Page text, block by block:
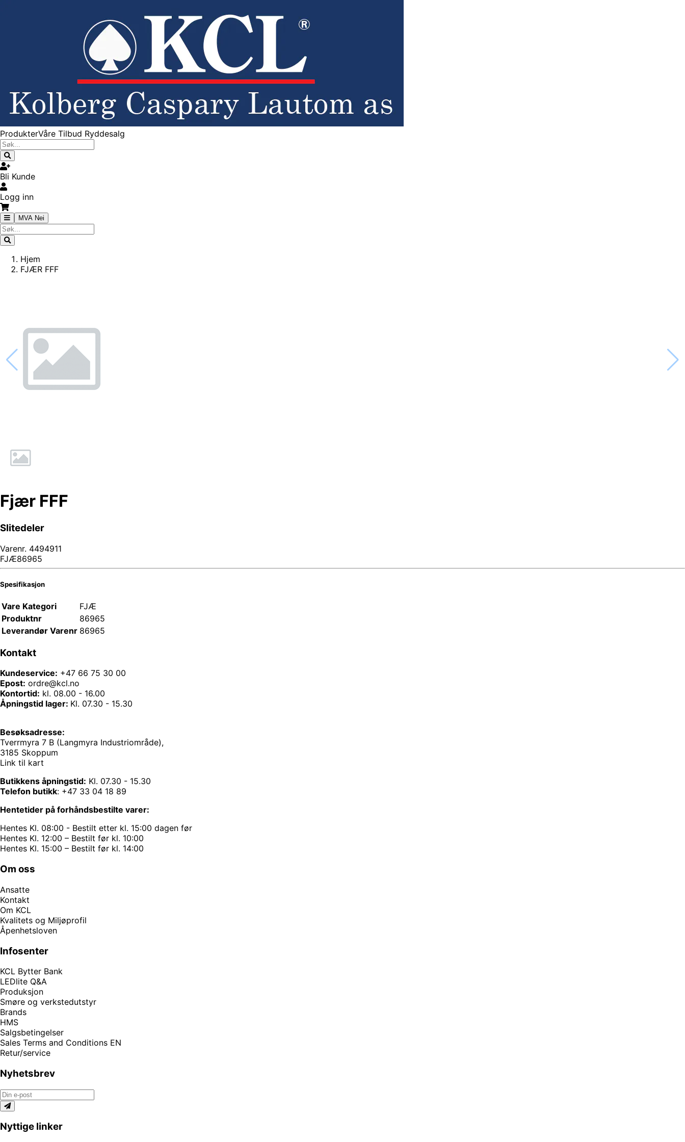
ProdukterVåre Tilbud Ryddesalg
Bli Kunde
Logg inn
MVA Nei
Hjem
FJÆR FFF
Fjær FFF
Slitedeler
Varenr. 4494911
FJÆ86965
Spesifikasjon
Vare Kategori
FJÆ
Produktnr
86965
Leverandør Varenr 86965
Kontakt
Kundeservice: +47 66 75 30 00
Epost: ordre@kcl.no
Kontortid: kl. 08.00 - 16.00
Åpningstid lager: Kl. 07.30 - 15.30
Besøksadresse:
Tverrmyra 7 B (Langmyra Industriområde),
3185 Skoppum
Link til kart
Butikkens åpningstid: Kl. 07.30 - 15.30
Telefon butikk: +47 33 04 18 89
Hentetider på forhåndsbestilte varer:
Hentes Kl. 08:00 - Bestilt etter kl. 15:00 dagen før
Hentes Kl. 12:00 – Bestilt før kl. 10:00
Hentes Kl. 15:00 – Bestilt før kl. 14:00
Om oss
Ansatte
Kontakt
Om KCL
Kvalitets og Miljøprofil
Åpenhetsloven
Infosenter
KCL Bytter Bank
LEDlite Q&A
Produksjon
Smøre og verkstedutstyr
Brands
HMS
Salgsbetingelser
Sales Terms and Conditions EN
Retur/service
Nyhetsbrev
Nyttige linker